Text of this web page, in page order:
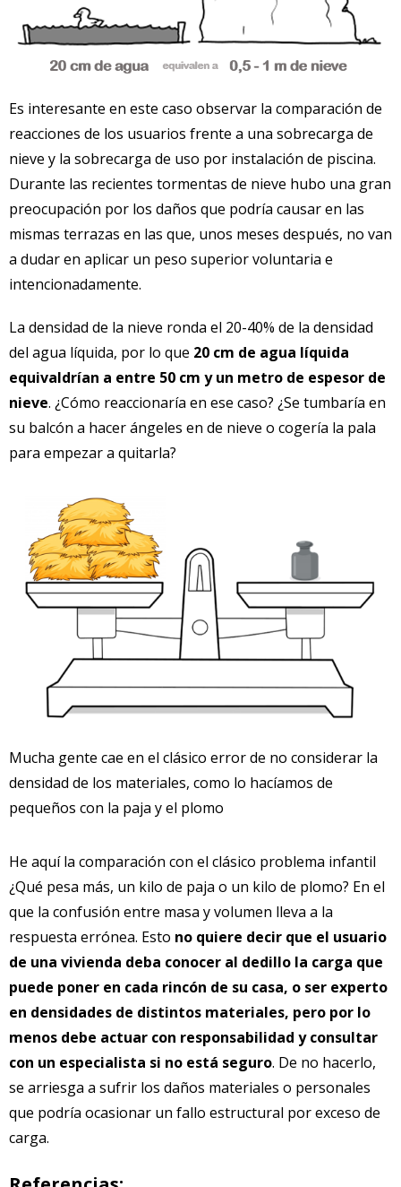
Es interesante en este caso observar la comparación de
reacciones de los usuarios frente a una sobrecarga de
nieve y la sobrecarga de uso por instalación de piscina.
Durante las recientes tormentas de nieve hubo una gran
preocupación por los daños que podría causar en las
mismas terrazas en las que, unos meses después, no van
a dudar en aplicar un peso superior voluntaria e
intencionadamente.
La densidad de la nieve ronda el 20-40% de la densidad
del agua líquida, por lo que 20 cm de agua líquida
equivaldrían a entre 50 cm y un metro de espesor de
nieve. ¿Cómo reaccionaría en ese caso? ¿Se tumbaría en
su balcón a hacer ángeles en de nieve o cogería la pala
para empezar a quitarla?
Mucha gente cae en el clásico error de no considerar la
densidad de los materiales, como lo hacíamos de
pequeños con la paja y el plomo
He aquí la comparación con el clásico problema infantil
¿Qué pesa más, un kilo de paja o un kilo de plomo? En el
que la confusión entre masa y volumen lleva a la
respuesta errónea. Esto no quiere decir que el usuario
de una vivienda deba conocer al dedillo la carga que
puede poner en cada rincón de su casa, o ser experto
en densidades de distintos materiales, pero por lo
menos debe actuar con responsabilidad y consultar
con un especialista si no está seguro. De no hacerlo,
se arriesga a sufrir los daños materiales o personales
que podría ocasionar un fallo estructural por exceso de
carga.